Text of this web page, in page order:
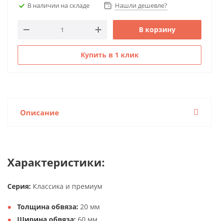
В наличии на складе Нашли дешевле?
В корзину
Купить в 1 клик
Описание
Характеристики:
Серия: Классика и премиум
Толщина обвяза: 20 мм